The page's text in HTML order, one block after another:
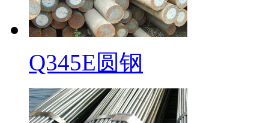
Q345E圆钢